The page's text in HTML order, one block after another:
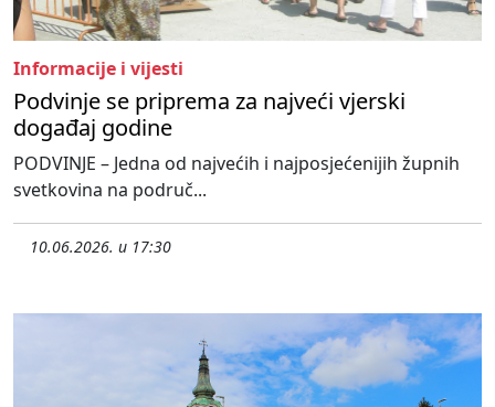
Informacije i vijesti
Podvinje se priprema za najveći vjerski
događaj godine
PODVINJE – Jedna od najvećih i najposjećenijih župnih
svetkovina na područ...
10.06.2026. u 17:30